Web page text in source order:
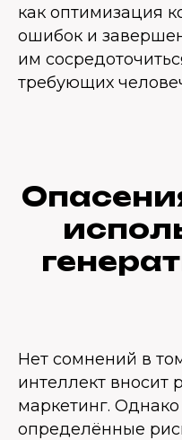
как оптимизация
ошибок и
им
требующих
Нет сомнений в
интеллект
маркетинг.
определённые